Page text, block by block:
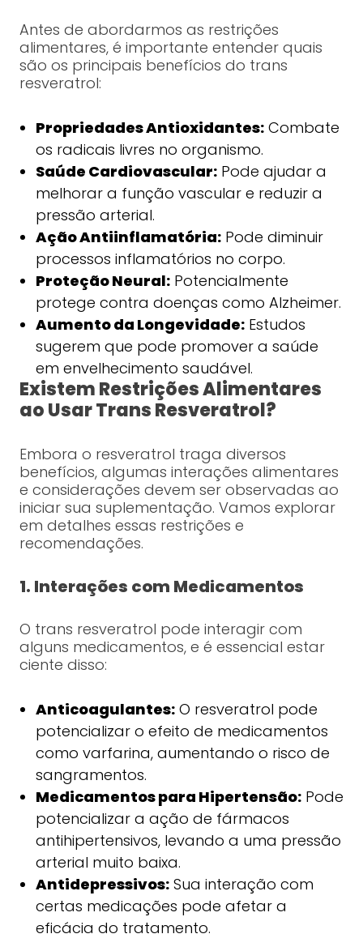
Antes de abordarmos as restrições
alimentares, é importante entender quais
são os principais benefícios do trans
resveratrol:
Propriedades Antioxidantes:Combate
os radicais livres no organismo.
Saúde Cardiovascular:Pode ajudar a
melhorar a função vascular e reduzir a
pressão arterial.
Ação Antiinflamatória:Pode diminuir
processos inflamatórios no corpo.
Proteção Neural:Potencialmente
protege contra doenças como Alzheimer.
Aumento da Longevidade:Estudos
sugerem que pode promover a saúde
em envelhecimento saudável.
Existem Restrições Alimentares
ao Usar Trans Resveratrol?
Embora o resveratrol traga diversos
benefícios, algumas interações alimentares
e considerações devem ser observadas ao
iniciar sua suplementação. Vamos explorar
em detalhes essas restrições e
recomendações.
1. Interações com Medicamentos
O trans resveratrol pode interagir com
alguns medicamentos, e é essencial estar
ciente disso:
Anticoagulantes:O resveratrol pode
potencializar o efeito de medicamentos
como varfarina, aumentando o risco de
sangramentos.
Medicamentos para Hipertensão:Pode
potencializar a ação de fármacos
antihipertensivos, levando a uma pressão
arterial muito baixa.
Antidepressivos:Sua interação com
certas medicações pode afetar a
eficácia do tratamento.